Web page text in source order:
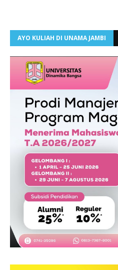
AYO KULIAH DI UNAMA JAMBI